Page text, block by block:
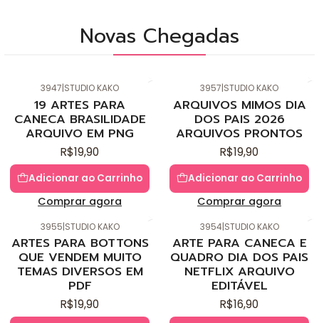
Novas Chegadas
3947|STUDIO KAKO
19 ARTES PARA
CANECA BRASILIDADE
ARQUIVO EM PNG
R$19,90
Adicionar ao Carrinho
Comprar agora
3957|STUDIO KAKO
ARQUIVOS MIMOS DIA
DOS PAIS 2026
ARQUIVOS PRONTOS
R$19,90
Adicionar ao Carrinho
Comprar agora
3955|STUDIO KAKO
ARTES PARA BOTTONS
QUE VENDEM MUITO
TEMAS DIVERSOS EM
PDF
R$19,90
3954|STUDIO KAKO
ARTE PARA CANECA E
QUADRO DIA DOS PAIS
NETFLIX ARQUIVO
EDITÁVEL
R$16,90